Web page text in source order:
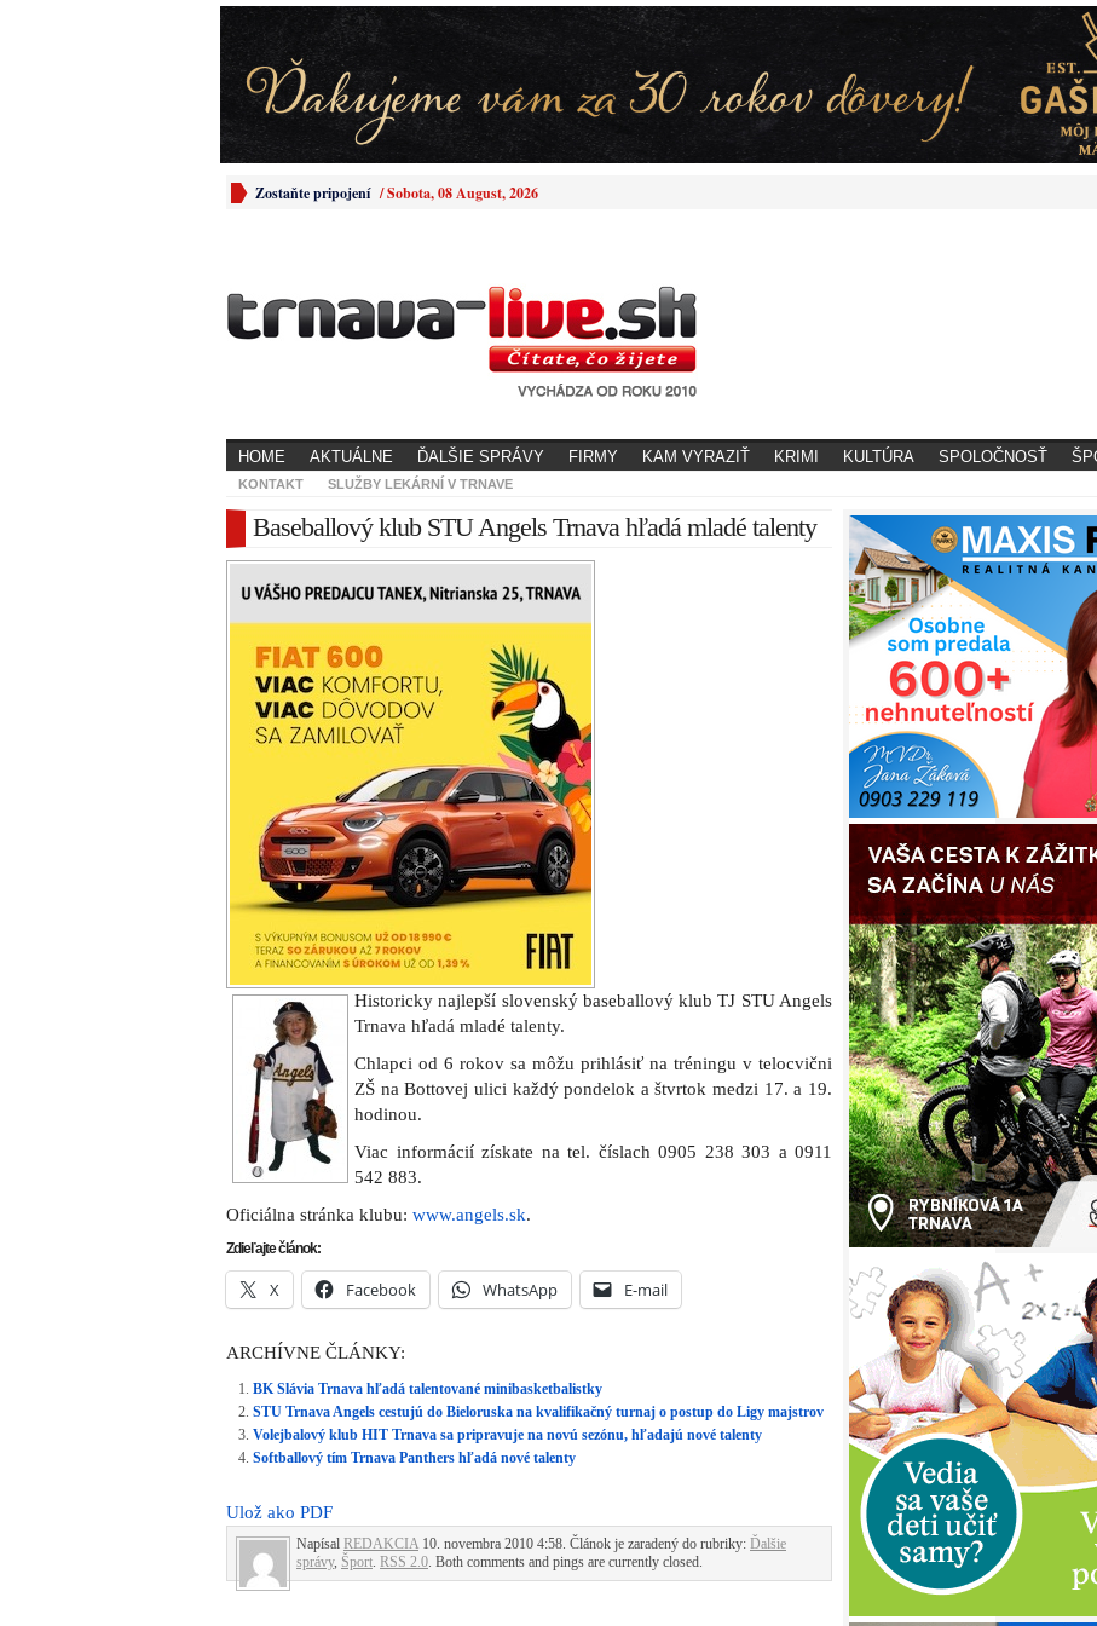
Zostaňte pripojení /Sobota, 08 August, 2026
HOME AKTUÁLNE ĎALŠIE SPRÁVY FIRMY KAM VYRAZIŤ KRIMI KULTÚRA SPOLOČNOSŤ
KONTAKT SLUŽBY LEKÁRNÍ V TRNAVE
Baseballový klub STU Angels Trnava hľadá mladé talenty
Historicky najlepší slovenský baseballový klub TJ STU Angels
Trnava hľadá mladé talenty.
Chlapci od 6 rokov sa môžu prihlásiť na tréningu v telocvični
ZŠ na Bottovej ulici každý pondelok a štvrtok medzi 17. a 19.
hodinou.
Viac informácií získate na tel. číslach 0905 238 303 a 0911
542 883.
Oficiálna stránka klubu: www.angels.sk.
Zdieľajte článok:
X Facebook WhatsApp E-mail
ARCHÍVNE ČLÁNKY:
BK Slávia Trnava hľadá talentované minibasketbalistky
STU Trnava Angels cestujú do Bieloruska na kvalifikačný turnaj o postup do Ligy majstrov
Volejbalový klub HIT Trnava sa pripravuje na novú sezónu, hľadajú nové talenty
Softballový tím Trnava Panthers hľadá nové talenty
Ulož ako PDF
Napísal REDAKCIA 10. novembra 2010 4:58. Článok je zaradený do rubriky: Ďalšie
správy, Šport. RSS 2.0. Both comments and pings are currently closed.